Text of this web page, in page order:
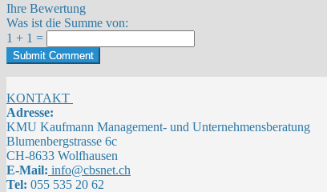
Ihre Bewertung
Was ist die Summe von:
1 + 1 =
Submit Comment
KONTAKT
Adresse:
KMU Kaufmann Management- und Unternehmensberatung
Blumenbergstrasse 6c
CH-8633 Wolfhausen
E-Mail: info@cbsnet.ch
Tel: 055 535 20 62